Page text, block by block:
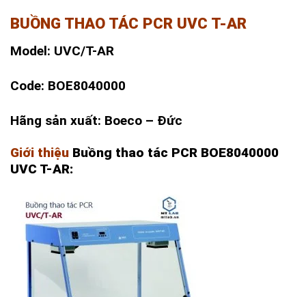
BUỒNG THAO TÁC PCR UVC T-AR
Model: UVC/T-AR
Code: BOE8040000
Hãng sản xuất: Boeco – Đức
Giới thiệu Buồng thao tác PCR BOE8040000
UVC T-AR: